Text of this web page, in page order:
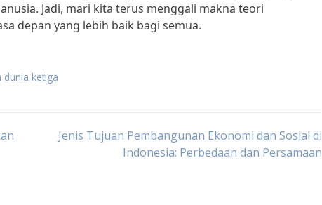
Jadi, mari kita terus menggali makna teori
depan yang lebih baik bagi semua.
ketiga
Jenis Tujuan Pembangunan Ekonomi dan Sosial di
Indonesia: Perbedaan dan Persamaan